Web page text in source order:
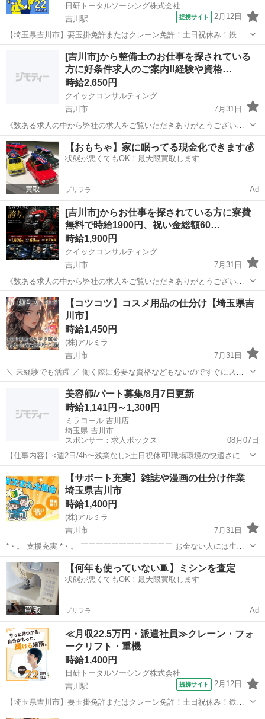
日研トータルソーシング株式会社
吉川駅
提携サイト 2月12日
【埼玉県吉川市】要玉掛免許またはクレーン免許！土日祝休み！鉄パ
イプの搬入・搬出《お仕事No.4A424-JS》 お仕事について 土木建築資
材である鉄パイプの搬入・搬出作業を担当します。クレーンを用いた
資材の吊り上げ、移動、...
吉川駅 その他
[吉川市]から整備士のお仕事を探されている
方に好条件求人のご案内!!経験や資格…
時給2,650円
クイックコンサルティング
吉川市
7月31日
《数ある求人の中から弊社の求人をご覧いただきありがとうございま
す!!》 全国に様々な求人を5万件以上取り扱っておりご希望条件やご状
況に応じてマッチしそうな求人をご案内いたします!! 応募前に相談だ
けしてみたい方やどんな求...
埼玉 吉川市 工場 スタッフ
【おもちゃ】家に眠ってる現金化できます💰
状態が悪くてもOK！最大限買取します
プリフラ Ad
[吉川市]からお仕事を探されている方に寮費
無料で時給1900円、祝い金総額60…
時給1,900円
クイックコンサルティング
吉川市
7月31日
《数ある求人の中から弊社の求人をご覧いただきありがとうございま
す!!》 全国に様々な求人を5万件以上取り扱っておりご希望条件やご状
況に応じてマッチしそうな求人をご案内いたします!! 応募前に相談だ
けしてみたい方やどんな求...
埼玉 吉川市 スタッフ
【コツコツ】コスメ用品の仕分け【埼玉県吉
川市】
時給1,450円
(株)アルミラ
吉川市
7月31日
＼ 未経験でも活躍 ／ 働く際に必要な資格などもないのですぐにスタ
ートできる環境です！ プロのコーディネーターがサポートします♪ お
急ぎの方は『06-4963-0032』にお電話下さい！ 〇●L...
倉庫 時給
美容師/パート募集/8月7日更新
時給1,141円～1,300円
ミラコール 吉川店
埼玉県 吉川市
スポンサー：求人ボックス
08月07日
【仕事内容】<週2日/4h〜残業なし>土日祝休可!職場環境の快適さに拘
る企業です <募集職種> 美容師 <仕事内容> スタイリスト業務 SNS・
撮影等の業務は一切なし。 薬剤は、国内N1メーカーミルボン商品をメ
インで使用。 スタイ...
アルバイト・パート
【サポート充実】雑誌や漫画の仕分け作業
埼玉県吉川市
時給1,400円
(株)アルミラ
吉川市
7月31日
*・。 支援充実 *・。 ￣￣￣￣￣￣￣￣￣￣￣￣ お金ない人には生活
支援金、 携帯ない人にはレンタル、 住む場所がない方には 即日入寮
可能案件をご紹介♪ もし、できない場合は 宿泊施設代をお渡...
埼玉 吉川市 倉庫 時給
【何年も使っていない🧵】ミシンを査定
状態が悪くてもOK！最大限買取します
プリフラ Ad
≪月収22.5万円・派遣社員≫クレーン・フォ
ークリフト・重機
時給1,400円
日研トータルソーシング株式会社
吉川駅
提携サイト 2月12日
【埼玉県吉川市】要玉掛免許またはクレーン免許！土日祝休み！鉄パ
イプの搬入・搬出《お仕事No.4A424-JS》 お仕事について 土木建築資